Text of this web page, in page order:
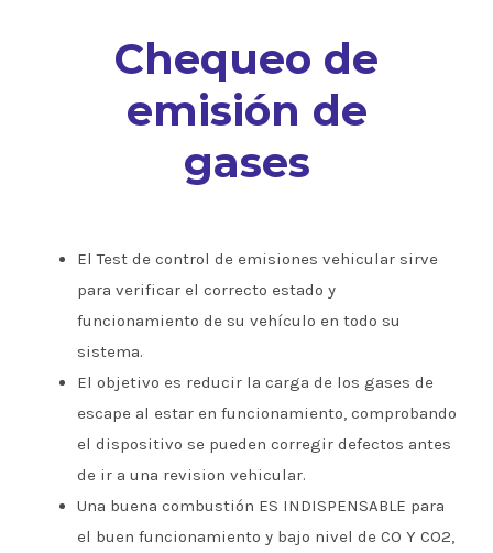
Chequeo de
emisión de
gases
El Test de control de emisiones vehicular sirve
para verificar el correcto estado y
funcionamiento de su vehículo en todo su
sistema.
El objetivo es reducir la carga de los gases de
escape al estar en funcionamiento, comprobando
el dispositivo se pueden corregir defectos antes
de ir a una revision vehicular.
Una buena combustión ES INDISPENSABLE para
el buen funcionamiento y bajo nivel de CO Y CO2,